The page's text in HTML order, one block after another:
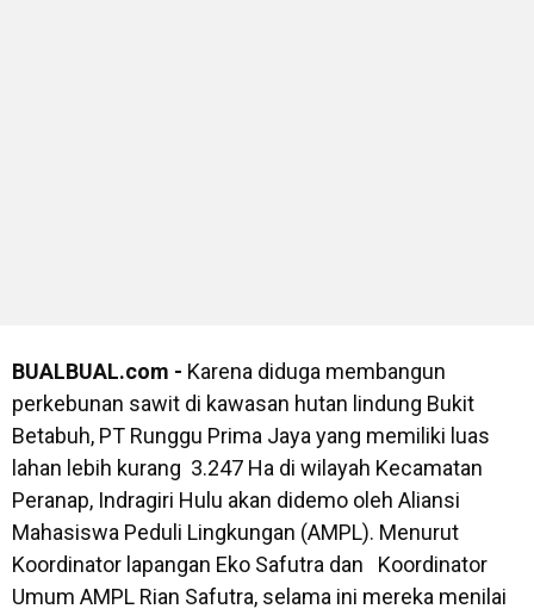
BUALBUAL.com - Karena diduga membangun
perkebunan sawit di kawasan hutan lindung Bukit
Betabuh, PT Runggu Prima Jaya yang memiliki luas
lahan lebih kurang 3.247 Ha di wilayah Kecamatan
Peranap, Indragiri Hulu akan didemo oleh Aliansi
Mahasiswa Peduli Lingkungan (AMPL). Menurut
Koordinator lapangan Eko Safutra dan Koordinator
Umum AMPL Rian Safutra, selama ini mereka menilai